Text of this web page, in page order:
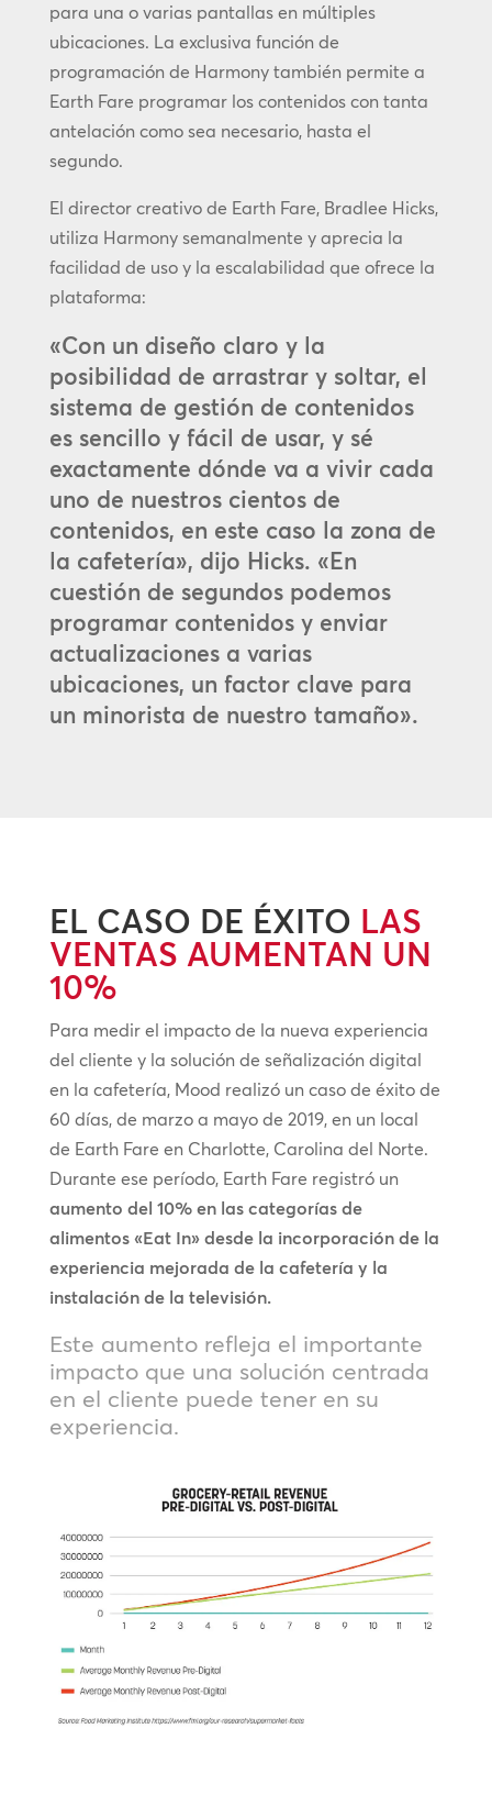
para una o varias pantallas en múltiples
ubicaciones. La exclusiva función de
programación de Harmony también permite a
Earth Fare programar los contenidos con tanta
antelación como sea necesario, hasta el
segundo.
El director creativo de Earth Fare, Bradlee Hicks,
utiliza Harmony semanalmente y aprecia la
facilidad de uso y la escalabilidad que ofrece la
plataforma:
«Con un diseño claro y la
posibilidad de arrastrar y soltar, el
sistema de gestión de contenidos
es sencillo y fácil de usar, y sé
exactamente dónde va a vivir cada
uno de nuestros cientos de
contenidos, en este caso la zona de
la cafetería», dijo Hicks. «En
cuestión de segundos podemos
programar contenidos y enviar
actualizaciones a varias
ubicaciones, un factor clave para
un minorista de nuestro tamaño».
EL CASO DE ÉXITO LAS
VENTAS AUMENTAN UN
10%
Para medir el impacto de la nueva experiencia
del cliente y la solución de señalización digital
en la cafetería, Mood realizó un caso de éxito de
60 días, de marzo a mayo de 2019, en un local
de Earth Fare en Charlotte, Carolina del Norte.
Durante ese período, Earth Fare registró un
aumento del 10% en las categorías de
alimentos «Eat In» desde la incorporación de la
experiencia mejorada de la cafetería y la
instalación de la televisión.
Este aumento refleja el importante
impacto que una solución centrada
en el cliente puede tener en su
experiencia.